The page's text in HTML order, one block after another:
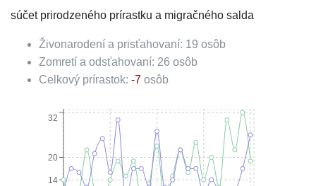
súčet prirodzeného prírastku a migračného salda
Živonarodení a prisťahovaní: 19 osôb
Zomretí a odsťahovaní: 26 osôb
Celkový prírastok: -7 osôb
14
20
32